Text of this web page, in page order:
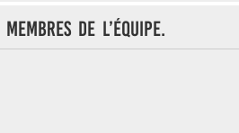
de l’équipe.